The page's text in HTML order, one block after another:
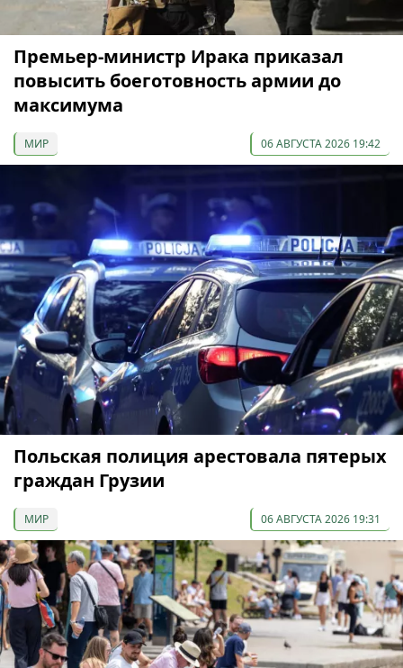
Премьер-министр Ирака приказал
повысить боеготовность армии до
максимума
МИР 06 АВГУСТА 2026 19:42
Польская полиция арестовала пятерых
граждан Грузии
МИР 06 АВГУСТА 2026 19:31